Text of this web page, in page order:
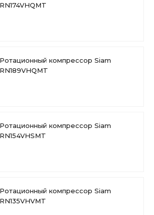
RN174VHQMT
Ротационный компрессор Siam
RN189VHQMT
Ротационный компрессор Siam
RN154VHSMT
Ротационный компрессор Siam
RN135VHVMT